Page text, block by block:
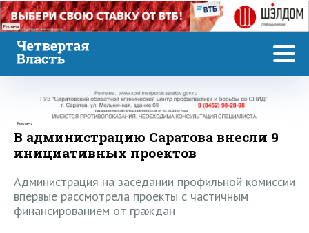
Реклама
Реклама
В администрацию Саратова внесли 9
инициативных проектов
Администрация на заседании профильной комиссии
впервые рассмотрела проекты с частичным
финансированием от граждан